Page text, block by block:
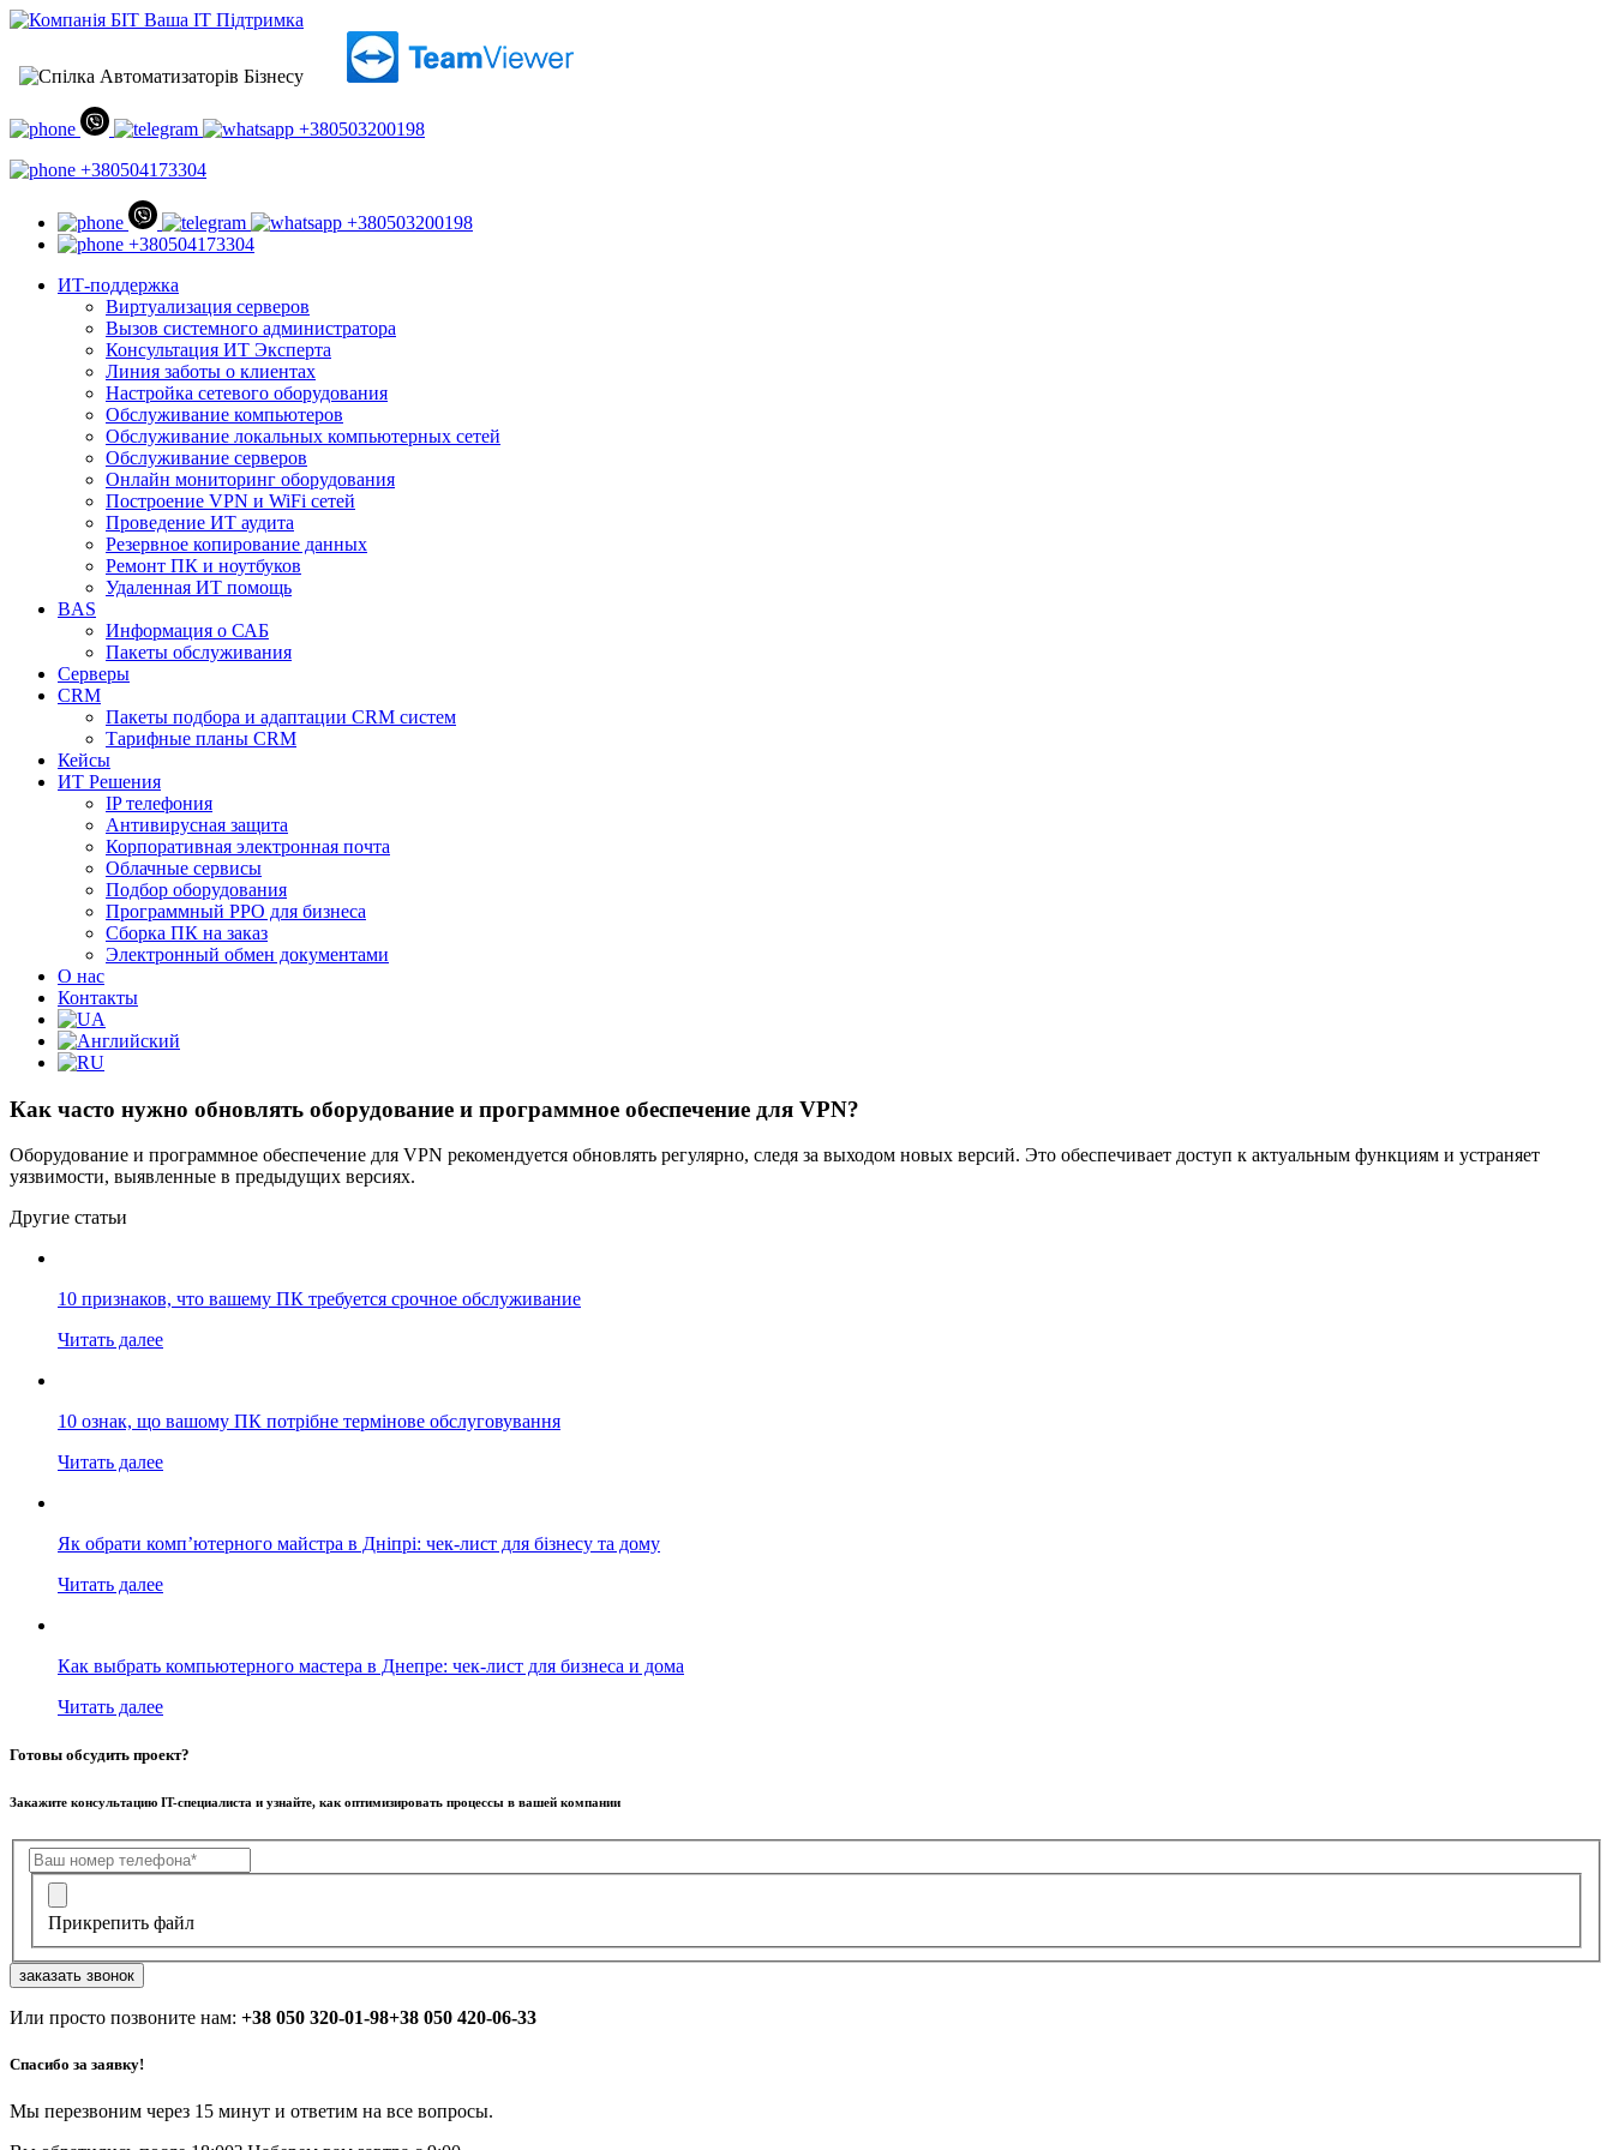
+380503200198
+380504173304
+380503200198
+380504173304
ИТ-поддержка
Виртуализация серверов
Вызов системного администратора
Консультация ИТ Эксперта
Линия заботы о клиентах
Настройка сетевого оборудования
Обслуживание компьютеров
Обслуживание локальных компьютерных сетей
Обслуживание серверов
Онлайн мониторинг оборудования
Построение VPN и WiFi сетей
Проведение ИТ аудита
Резервное копирование данных
Ремонт ПК и ноутбуков
Удаленная ИТ помощь
BAS
Информация о САБ
Пакеты обслуживания
Серверы
CRM
Пакеты подбора и адаптации CRM систем
Тарифные планы CRM
Кейсы
ИТ Решения
IP телефония
Антивирусная защита
Корпоративная электронная почта
Облачные сервисы
Подбор оборудования
Программный РРО для бизнеса
Сборка ПК на заказ
Электронный обмен документами
О нас
Контакты
Как часто нужно обновлять оборудование и программное обеспечение для VPN?
Оборудование и программное обеспечение для VPN рекомендуется обновлять регулярно, следя за выходом новых версий. Это обеспечивает доступ к актуальным функциям и устраняет
уязвимости, выявленные в предыдущих версиях.
Другие статьи
10 признаков, что вашему ПК требуется срочное обслуживание
Читать далее
10 ознак, що вашому ПК потрібне термінове обслуговування
Читать далее
Як обрати комп’ютерного майстра в Дніпрі: чек-лист для бізнесу та дому
Читать далее
Как выбрать компьютерного мастера в Днепре: чек-лист для бизнеса и дома
Читать далее
Готовы обсудить проект?
Закажите консультацию IT-специалиста и узнайте, как оптимизировать процессы в вашей компании
Прикрепить файл
заказать звонок
Или просто позвоните нам: +38 050 320-01-98+38 050 420-06-33
Спасибо за заявку!
Мы перезвоним через 15 минут и ответим на все вопросы.